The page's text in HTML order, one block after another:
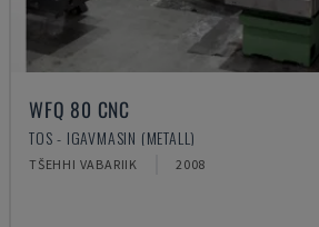
WFQ 80 CNC
TOS - IGAVMASIN (METALL)
TŠEHHI VABARIIK 2008